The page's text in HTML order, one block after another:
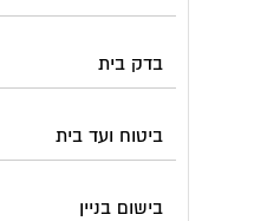
בדק בית
ביטוח ועד בית
בישום בניין